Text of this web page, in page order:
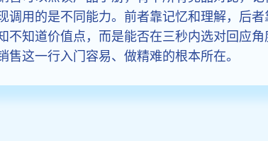
调用的是不同能力。前者靠记忆和理解，后
不知道价值点，而是能否在三秒内选对回应
售这一行入门容易、做精难的根本所在。